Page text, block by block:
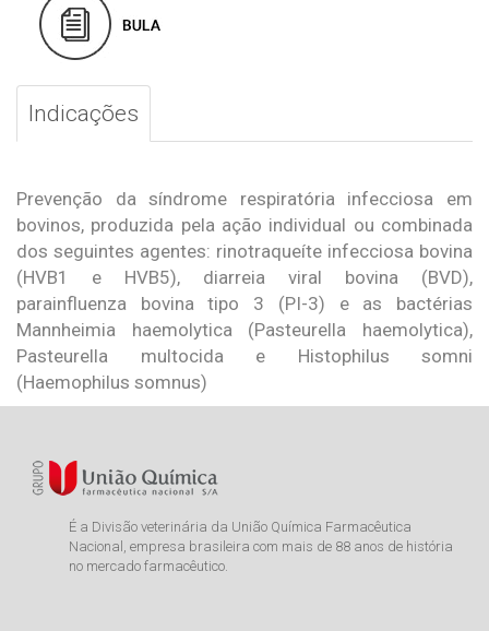
Indicações
Prevenção da síndrome respiratória infecciosa em
bovinos, produzida pela ação individual ou combinada
dos seguintes agentes: rinotraqueíte infecciosa bovina
(HVB1 e HVB5), diarreia viral bovina (BVD),
parainfluenza bovina tipo 3 (PI-3) e as bactérias
Mannheimia haemolytica (Pasteurella haemolytica),
Pasteurella multocida e Histophilus somni
(Haemophilus somnus)
É a Divisão veterinária da União Química Farmacêutica
Nacional, empresa brasileira com mais de 88 anos de história
no mercado farmacêutico.